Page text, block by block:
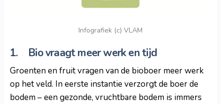
Infografiek (c) VLAM
1. Bio vraagt meer werk en tijd
Groenten en fruit vragen van de bioboer meer werk
op het veld. In eerste instantie verzorgt de boer de
bodem – een gezonde, vruchtbare bodem is immers